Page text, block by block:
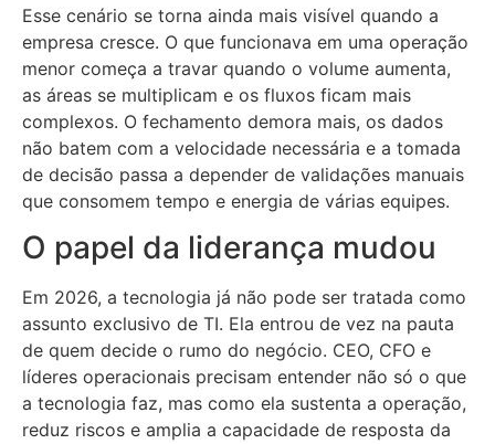
Esse cenário se torna ainda mais visível quando a
empresa cresce. O que funcionava em uma operação
menor começa a travar quando o volume aumenta,
as áreas se multiplicam e os fluxos ficam mais
complexos. O fechamento demora mais, os dados
não batem com a velocidade necessária e a tomada
de decisão passa a depender de validações manuais
que consomem tempo e energia de várias equipes.
O papel da liderança mudou
Em 2026, a tecnologia já não pode ser tratada como
assunto exclusivo de TI. Ela entrou de vez na pauta
de quem decide o rumo do negócio. CEO, CFO e
líderes operacionais precisam entender não só o que
a tecnologia faz, mas como ela sustenta a operação,
reduz riscos e amplia a capacidade de resposta da